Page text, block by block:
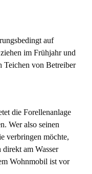
auf
im Frühjahr und
Teichen von Betreiber
die Forellenanlage
Wer also seinen
verbringen möchte,
am Wasser
Wohnmobil ist vor